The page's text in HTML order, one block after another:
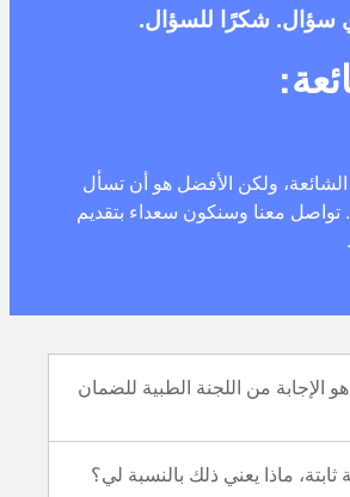
سؤال. شكرًا للسؤال.
الشائعة، ولكن الأفضل هو أن تسأل
تواصل معنا وسنكون سعداء بتقديم
من اللجنة الطبية للضمان
ماذا يعني ذلك بالنسبة لي؟